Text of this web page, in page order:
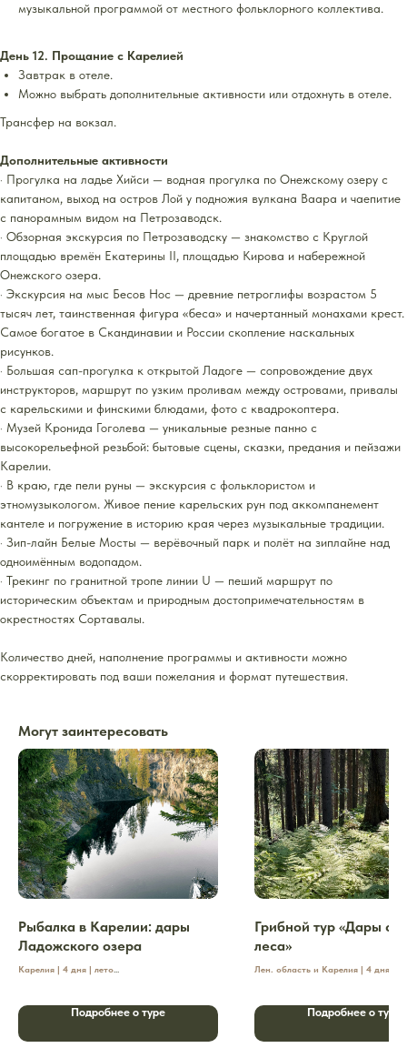
музыкальной программой от местного фольклорного коллектива.
День 12. Прощание с Карелией
Завтрак в отеле.
Можно выбрать дополнительные активности или отдохнуть в отеле.
Трансфер на вокзал.
Дополнительные активности
· Прогулка на ладье Хийси — водная прогулка по Онежскому озеру с
капитаном, выход на остров Лой у подножия вулкана Ваара и чаепитие
с панорамным видом на Петрозаводск.
· Обзорная экскурсия по Петрозаводску — знакомство с Круглой
площадью времён Екатерины II, площадью Кирова и набережной
Онежского озера.
· Экскурсия на мыс Бесов Нос — древние петроглифы возрастом 5
тысяч лет, таинственная фигура «беса» и начертанный монахами крест.
Самое богатое в Скандинавии и России скопление наскальных
рисунков.
· Большая сап-прогулка к открытой Ладоге — сопровождение двух
инструкторов, маршрут по узким проливам между островами, привалы
с карельскими и финскими блюдами, фото с квадрокоптера.
· Музей Кронида Гоголева — уникальные резные панно с
высокорельефной резьбой: бытовые сцены, сказки, предания и пейзажи
Карелии.
· В краю, где пели руны — экскурсия с фольклористом и
этномузыкологом. Живое пение карельских рун под аккомпанемент
кантеле и погружение в историю края через музыкальные традиции.
· Зип-лайн Белые Мосты — верёвочный парк и полёт на зиплайне над
одноимённым водопадом.
· Трекинг по гранитной тропе линии U — пеший маршрут по
историческим объектам и природным достопримечательностям в
окрестностях Сортавалы.
Количество дней, наполнение программы и активности можно
скорректировать под ваши пожелания и формат путешествия.
Могут заинтересовать
Рыбалка в Карелии: дары
Ладожского озера
Карелия | 4 дня | лето
кто ценит спокойствие природы, азарт рыбалки и
Подробнее о туре
Грибной тур «Дары
леса»
Лен. область и Карелия | 4 дня |
с северной природой.Подробнее о туре